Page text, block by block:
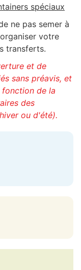
spéciaux
ne pas semer à
votre
transferts.
et de
sans préavis, et
de la
des
ou d'été).